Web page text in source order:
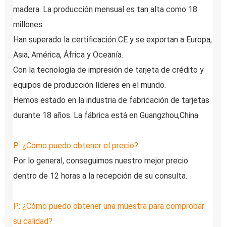
madera. La producción mensual es tan alta como 18
millones.
Han superado la certificación CE y se exportan a Europa,
Asia, América, África y Oceanía.
Con la tecnología de impresión de tarjeta de crédito y
equipos de producción líderes en el mundo.
Hemos estado en la industria de fabricación de tarjetas
durante 18 años. La fábrica está en Guangzhou,China
P: ¿Cómo puedo obtener el precio?
Por lo general, conseguimos nuestro mejor precio
dentro de 12 horas a la recepción de su consulta.
P: ¿Cómo puedo obtener una muestra para comprobar
su calidad?